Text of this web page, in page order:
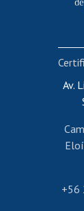
Av.
+56